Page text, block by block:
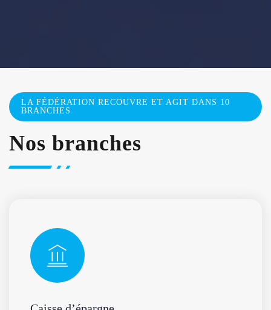
LA FÉDÉRATION RECOUVRE ET AGIT DANS 10
BRANCHES
Nos branches